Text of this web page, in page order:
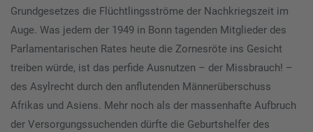
Grundgesetzes die Flüchtlingsströme der Nachkriegszeit im
Auge. Was jedem der 1949 in Bonn tagenden Mitglieder des
Parlamentarischen Rates heute die Zornesröte ins Gesicht
treiben würde, ist das perfide Ausnutzen – der Missbrauch! –
des Asylrecht durch den anflutenden Männerüberschuss
Afrikas und Asiens. Mehr noch als der massenhafte Aufbruch
der Versorgungssuchenden dürfte die Geburtshelfer des